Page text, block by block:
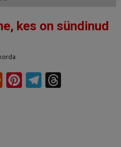
kes on sündinud
R Pi T